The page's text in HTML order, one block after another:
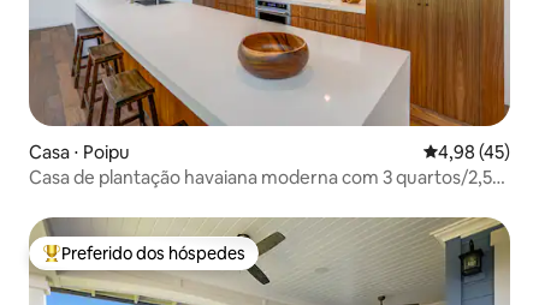
Casa ⋅ Poipu 4,98 de uma
4,98 (45)
Casa de plantação havaiana moderna com 3 quartos/2,5
Entre os melhores preferidos dos hóspedes
Preferido dos hóspedes